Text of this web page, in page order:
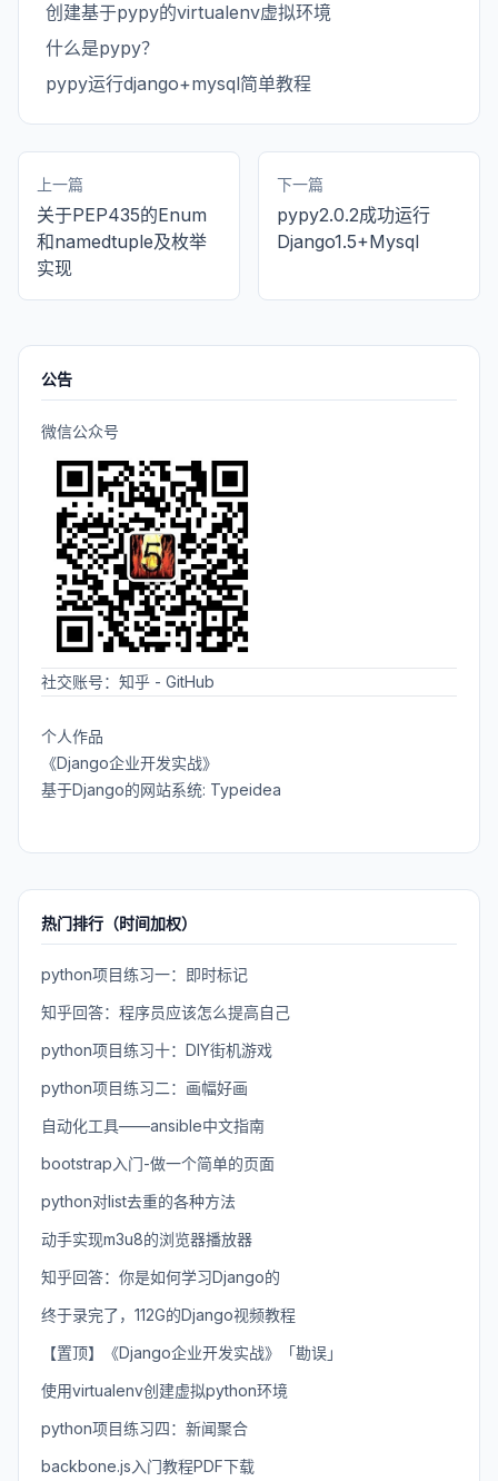
创建基于pypy的virtualenv虚拟环境
什么是pypy？
pypy运行django+mysql简单教程
上一篇
关于PEP435的Enum
和namedtuple及枚举
实现
下一篇
pypy2.0.2成功运行
Django1.5+Mysql
公告
微信公众号
社交账号： 知乎 - GitHub
个人作品
《Django企业开发实战》
基于Django的网站系统: Typeidea
热门排行（时间加权）
python项目练习一：即时标记
知乎回答：程序员应该怎么提高自己
python项目练习十：DIY街机游戏
python项目练习二：画幅好画
自动化工具——ansible中文指南
bootstrap入门-做一个简单的页面
python对list去重的各种方法
动手实现m3u8的浏览器播放器
知乎回答：你是如何学习Django的
终于录完了，112G的Django视频教程
【置顶】《Django企业开发实战》「勘误」
使用virtualenv创建虚拟python环境
python项目练习四：新闻聚合
backbone.js入门教程PDF下载